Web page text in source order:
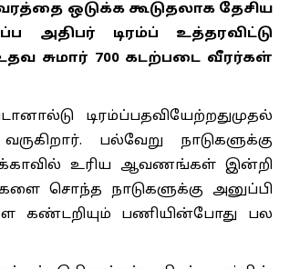
ஒடுக்க கூடுதலாக தேசிய
டிரம்ப் உத்தரவிட்டு
சுமார் 700 கடற்படை வீரர்கள்
டிரம்ப்பதவியேற்றதுமுதல்
பல்வேறு நாடுகளுக்கு
உரிய ஆவணங்கள் இன்றி
சொந்த நாடுகளுக்கு அனுப்பி
கண்டறியும் பணியின்போது பல